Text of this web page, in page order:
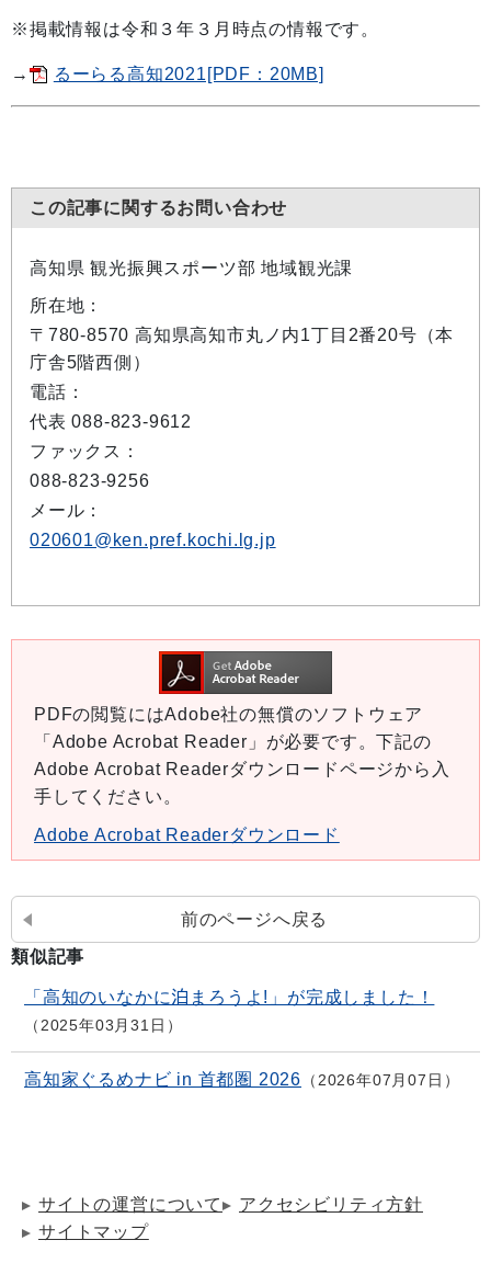
※掲載情報は令和３年３月時点の情報です。
→ るーらる高知2021[PDF：20MB]
この記事に関するお問い合わせ
高知県 観光振興スポーツ部 地域観光課
所在地：
〒780-8570 高知県高知市丸ノ内1丁目2番20号（本
庁舎5階西側）
電話：
代表 088-823-9612
ファックス：
088-823-9256
メール：
020601@ken.pref.kochi.lg.jp
PDFの閲覧にはAdobe社の無償のソフトウェア
「Adobe Acrobat Reader」が必要です。下記の
Adobe Acrobat Readerダウンロードページから入
手してください。
Adobe Acrobat Readerダウンロード
前のページへ戻る
類似記事
「高知のいなかに泊まろうよ!」が完成しました！
2025年03月31日
高知家ぐるめナビ in 首都圏 2026 2026年07月07日
サイトの運営について
アクセシビリティ方針
サイトマップ